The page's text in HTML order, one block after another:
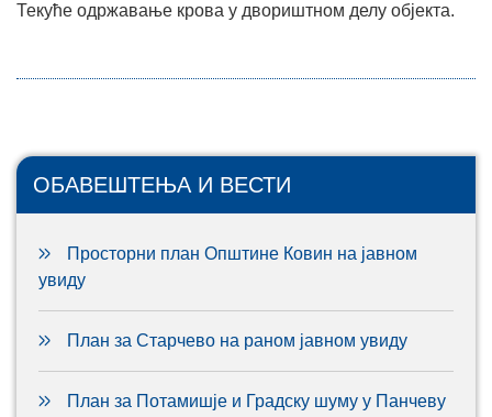
Текуће одржавање крова у двориштном делу објекта.
ОБАВЕШТЕЊА И ВЕСТИ
Просторни план Општине Ковин на јавном
увиду
План за Старчево на раном јавном увиду
План за Потамишје и Градску шуму у Панчеву